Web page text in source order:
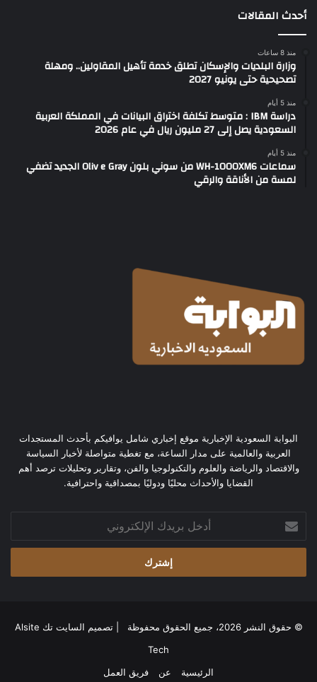
أحدث المقالات
منذ 8 ساعات
وزارة البلديات والإسكان تطلق خدمة تأهيل المقاولين.. ومهلة
تصحيحية حتى يونيو 2027
منذ 5 أيام
دراسة IBM : متوسط تكلفة اختراق البيانات في المملكة العربية
السعودية يصل إلى 27 مليون ريال في عام 2026
منذ 5 أيام
سماعات WH-1000XM6 من سوني بلون Oliv e Gray الجديد تضفي
لمسة من الأناقة والرقي
البوابة السعودية الإخبارية موقع إخباري شامل يوافيكم بأحدث المستجدات
العربية والعالمية على مدار الساعة، مع تغطية متواصلة لأخبار السياسة
والاقتصاد والرياضة والعلوم والتكنولوجيا والفن، وتقارير وتحليلات ترصد أهم
القضايا والأحداث محليًا ودوليًا بمصداقية واحترافية.
بريدك
الإلكتروني
© حقوق النشر 2026، جميع الحقوق محفوظة | تصميم
السايت تك Alsite
Tech
الرئيسية
عن فريق العمل